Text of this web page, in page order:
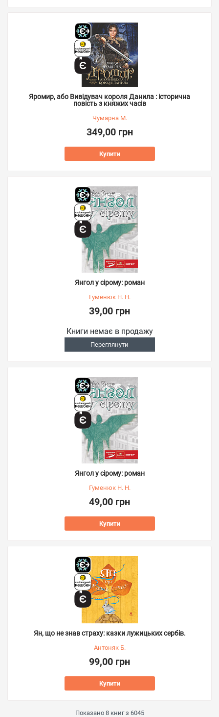
Яромир, або Вивідувач короля Данила : історична
повість з княжих часів
Чумарна М.
349,00 грн
Купити
Янгол у сірому: роман
Гуменюк Н. Н.
39,00 грн
Книги немає в продажу
Переглянути
Янгол у сірому: роман
Гуменюк Н. Н.
49,00 грн
Купити
Ян, що не знав страху: казки лужицьких сербів.
Антоняк Б.
99,00 грн
Купити
Показано 8книг з 6045